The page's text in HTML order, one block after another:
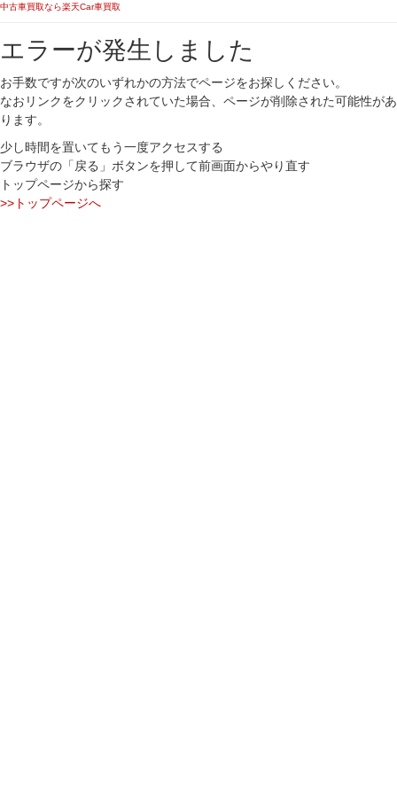
中古車買取なら楽天Car車買取
エラーが発生しました
お手数ですが次のいずれかの方法でページをお探しください。
なおリンクをクリックされていた場合、ページが削除された可能性があ
ります。
少し時間を置いてもう一度アクセスする
ブラウザの「戻る」ボタンを押して前画面からやり直す
トップページから探す
>>トップページへ